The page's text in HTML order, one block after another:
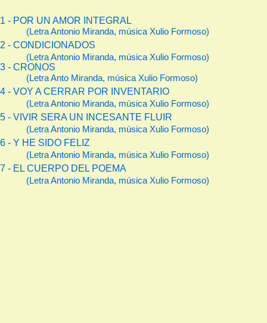
1 - POR UN AMOR INTEGRAL
(Letra Antonio Miranda, música Xulio Formoso)
2 - CONDICIONADOS
(Letra Antonio Miranda, música Xulio Formoso)
3 - CRONOS
(Letra Anto Miranda, música Xulio Formoso)
4 - VOY A CERRAR POR INVENTARIO
(Letra Antonio Miranda, música Xulio Formoso)
5 - VIVIR SERA UN INCESANTE FLUIR
(Letra Antonio Miranda, música Xulio Formoso)
6 - Y HE SIDO FELIZ
(Letra Antonio Miranda, música Xulio Formoso)
7 - EL CUERPO DEL POEMA
(Letra Antonio Miranda, música Xulio Formoso)